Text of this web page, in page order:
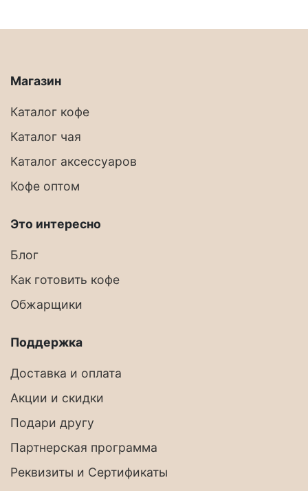
Магазин
Каталог кофе
Каталог чая
Каталог аксессуаров
Кофе оптом
Это интересно
Блог
Как готовить кофе
Обжарщики
Поддержка
Доставка и оплата
Акции и скидки
Подари другу
Партнерская программа
Реквизиты и Сертификаты